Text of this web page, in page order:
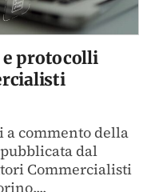
e protocolli
a commento della
dal
Commercialisti